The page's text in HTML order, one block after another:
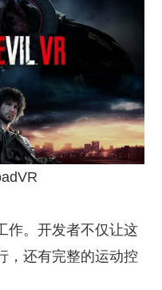
作。开发者不仅让这
，还有完整的运动控